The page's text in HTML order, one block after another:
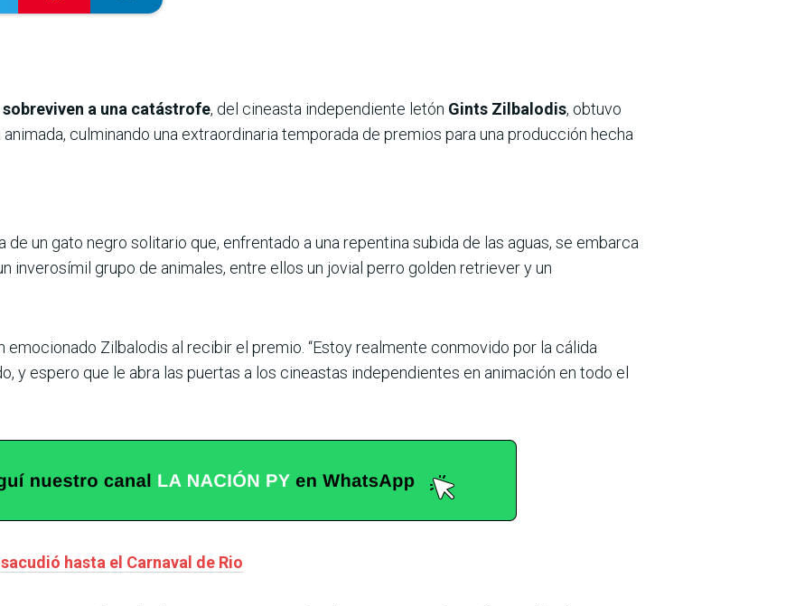
a una catástrofe, del cineasta independiente letón Gints Zilbalodis, obtuvo
culminando una extraordinaria temporada de premios para una producción hecha
de un gato negro solitario que, enfrentado a una repentina subida de las aguas, se embarca
inverosímil grupo de animales, entre ellos un jovial perro golden retriever y un
emocionado Zilbalodis al recibir el premio. “Estoy realmente conmovido por la cálida
y espero que le abra las puertas a los cineastas independientes en animación en todo el
hasta el Carnaval de Rio